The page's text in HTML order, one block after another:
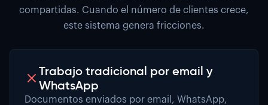
compartidas. Cuando el número de clientes crece,
este sistema genera fricciones.
Trabajo tradicional por email y
WhatsApp
Documentos enviados por email, WhatsApp,